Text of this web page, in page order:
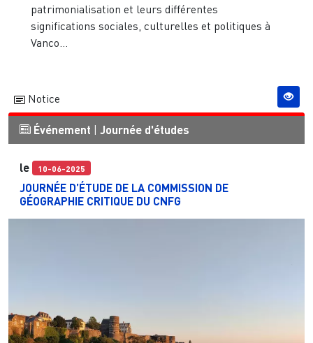
patrimonialisation et leurs différentes
significations sociales, culturelles et politiques à
Vanco...
Notice
Événement | Journée d'études
le 10-06-2025
JOURNÉE D’ÉTUDE DE LA COMMISSION DE
GÉOGRAPHIE CRITIQUE DU CNFG